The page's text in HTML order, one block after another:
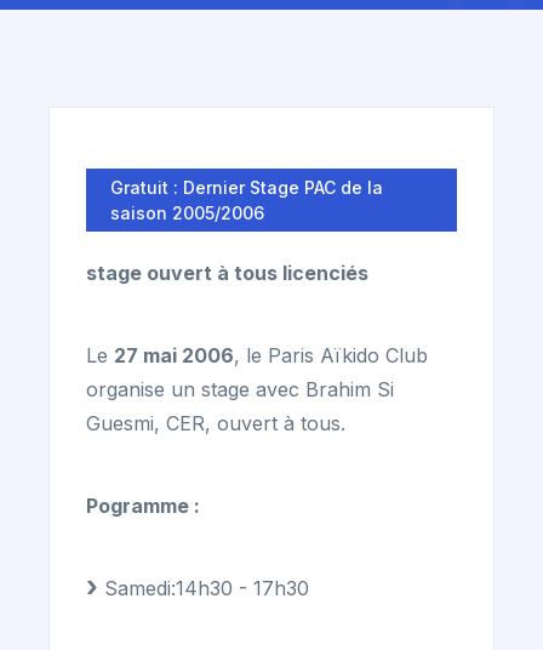
Gratuit : Dernier Stage PAC de la
saison 2005/2006
stage ouvert à tous licenciés
Le 27 mai 2006, le Paris Aïkido Club
organise un stage avec Brahim Si
Guesmi, CER, ouvert à tous.
Pogramme :
Samedi:14h30 - 17h30